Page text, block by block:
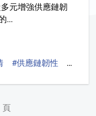
元增強供應鏈韌
...
#供應鏈韌性 #數位
頁